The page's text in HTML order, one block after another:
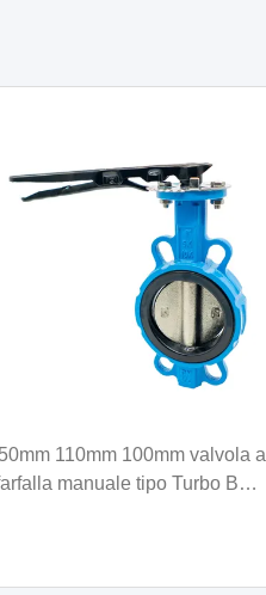
Tipo di piastra di collegamento
del tubo d'acqua doppia scheda